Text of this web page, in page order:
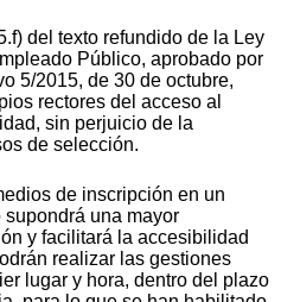
del texto refundido de la Ley
Público, aprobado por
5/2015, de 30 de octubre,
rectores del acceso al
sin perjuicio de la
de selección.
de inscripción en un
una mayor
y facilitará la accesibilidad
realizar las gestiones
lugar y hora, dentro del plazo